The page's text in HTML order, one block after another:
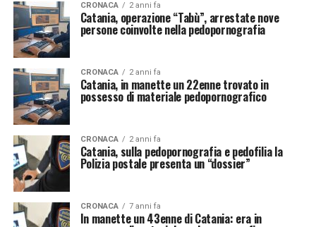
CRONACA 2 anni fa
Catania, operazione “Tabù”, arrestate nove
persone coinvolte nella pedopornografia
CRONACA 2 anni fa
Catania, in manette un 22enne trovato in
possesso di materiale pedopornografico
CRONACA 2 anni fa
Catania, sulla pedopornografia e pedofilia la
Polizia postale presenta un “dossier”
CRONACA 7 anni fa
In manette un 43enne di Catania: era in